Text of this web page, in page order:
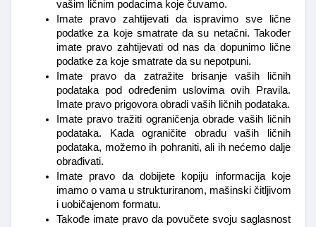
vašim ličnim podacima koje čuvamo.
Imate pravo zahtijevati da ispravimo sve lične
podatke za koje smatrate da su netačni. Također
imate pravo zahtijevati od nas da dopunimo lične
podatke za koje smatrate da su nepotpuni.
Imate pravo da zatražite brisanje vaših ličnih
podataka pod određenim uslovima ovih Pravila.
Imate pravo prigovora obradi vaših ličnih podataka.
Imate pravo tražiti ograničenja obrade vaših ličnih
podataka. Kada ograničite obradu vaših ličnih
podataka, možemo ih pohraniti, ali ih nećemo dalje
obrađivati.
Imate pravo da dobijete kopiju informacija koje
imamo o vama u strukturiranom, mašinski čitljivom
i uobičajenom formatu.
Takođe imate pravo da povučete svoju saglasnost